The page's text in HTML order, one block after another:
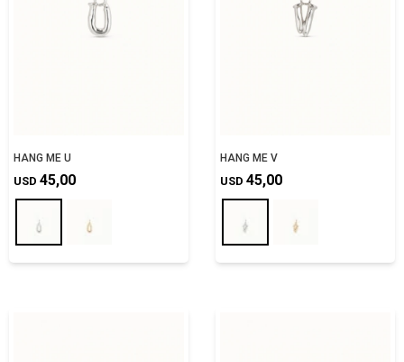
HANG ME U
USD 45,00
HANG ME V
USD 45,00